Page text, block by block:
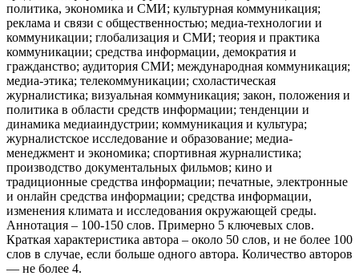
политика, экономика и СМИ; культурная коммуникация;
реклама и связи с общественностью; медиа-технологии и
коммуникации; глобализация и СМИ; теория и практика
коммуникации; средства информации, демократия и
гражданство; аудитория СМИ; международная коммуникация;
медиа-этика; телекоммуникации; схоластическая
журналистика; визуальная коммуникация; закон, положения и
политика в области средств информации; тенденции и
динамика медиаиндустрии; коммуникация и культура;
журналистское исследование и образование; медиа-
менеджмент и экономика; спортивная журналистика;
производство документальных фильмов; кино и
традиционные средства информации; печатные, электронные
и онлайн средства информации; средства информации,
изменения климата и исследования окружающей среды.
Аннотация – 100-150 слов. Примерно 5 ключевых слов.
Краткая характеристика автора – около 50 слов, и не более 100
слов в случае, если больше одного автора. Количество авторов
— не более 4.